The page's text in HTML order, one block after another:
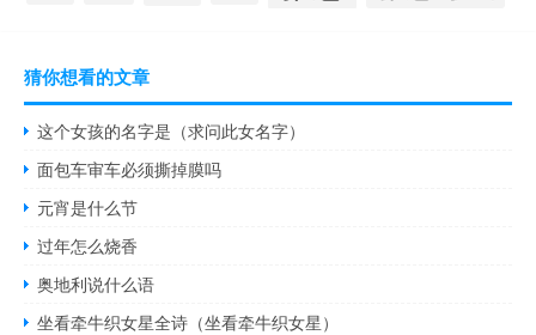
猜你想看的文章
这个女孩的名字是（求问此女名字）
面包车审车必须撕掉膜吗
元宵是什么节
过年怎么烧香
奥地利说什么语
坐看牵牛织女星全诗（坐看牵牛织女星）